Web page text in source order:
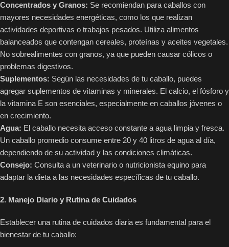
Concentrados y Granos: Se recomiendan para caballos con
mayores necesidades energéticas, como los que realizan
actividades deportivas o trabajos pesados. Utiliza alimentos
balanceados que contengan cereales, proteínas y aceites vegetales.
No sobrealimentes con granos, ya que pueden causar cólicos o
problemas digestivos.
Suplementos: Según las necesidades de tu caballo, puedes
agregar suplementos de vitaminas y minerales. El calcio, el fósforo y
la vitamina E son esenciales, especialmente en caballos jóvenes o
en crecimiento.
Agua: El caballo necesita acceso constante a agua limpia y fresca.
Un caballo promedio consume entre 20 y 40 litros de agua al día,
dependiendo de su actividad y las condiciones climáticas.
Consejo: Consulta a un veterinario o nutricionista equino para
adaptar la dieta a las necesidades específicas de tu caballo.
2. Manejo Diario y Rutina de Cuidados
Establecer una rutina de cuidados diaria es fundamental para el
bienestar de tu caballo: